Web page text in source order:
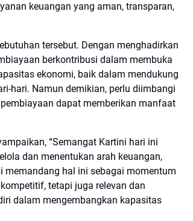
keuangan yang aman, transparan,
tersebut. Dengan menghadirkan
berkontribusi dalam membuka
ekonomi, baik dalam mendukung
hari. Namun demikian, perlu diimbangi
dapat memberikan manfaat
“Semangat Kartini hari ini
dan menentukan arah keuangan,
hal ini sebagai momentum
tetapi juga relevan dan
dalam mengembangkan kapasitas